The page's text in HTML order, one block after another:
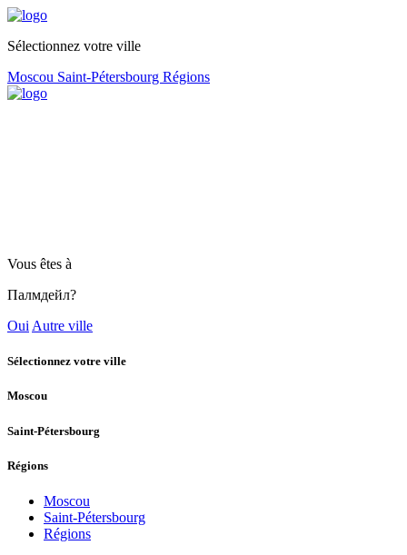
Sélectionnez votre ville
Moscou Saint-Pétersbourg Régions
Vous êtes à
Палмдейл?
Oui Autre ville
Sélectionnez votre ville
Moscou
Saint-Pétersbourg
Régions
Moscou
Saint-Pétersbourg
Régions